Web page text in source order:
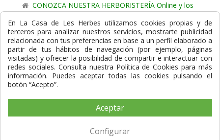
CONOZCA NUESTRA HERBORISTERÍA Online y los
comercio de proximidad de La Casa de les Herbes.
Powered byGesdi.com E-Commerce - Tiendas online
profesionales y seguras
Formas de Pago
Compra Segura
En La Casa de Les Herbes utilizamos cookies propias y de
terceros para analizar nuestros servicios, mostrarte publicidad
relacionada con tus preferencias en base a un perfil elaborado a
partir de tus hábitos de navegación (por ejemplo, páginas
visitadas) y ofrecer la posibilidad de compartir e interactuar con
redes sociales. Consulta nuestra Política de Cookies para más
información. Puedes aceptar todas las cookies pulsando el
botón “Acepto”.
Aceptar
Configurar